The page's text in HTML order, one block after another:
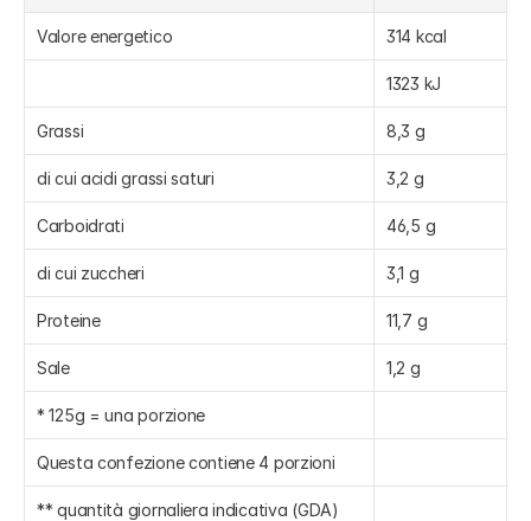
Valore energetico 314 kcal
1323 kJ
Grassi 8,3 g
di cui acidi grassi saturi 3,2 g
Carboidrati 46,5 g
di cui zuccheri 3,1 g
Proteine 11,7 g
Sale 1,2 g
* 125g = una porzione
Questa confezione contiene 4 porzioni
** quantità giornaliera indicativa (GDA)